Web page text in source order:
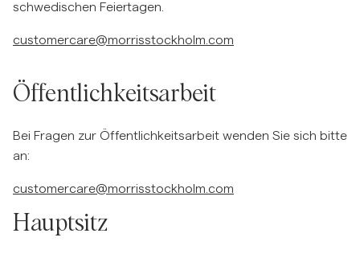
Overshirts
Poloshirts
Hemden
schwedischen Feiertagen.
customercare@morrisstockholm.com
Öffentlichkeitsarbeit
Bei Fragen zur Öffentlichkeitsarbeit wenden Sie sich bitte
an:
customercare@morrisstockholm.com
Hauptsitz